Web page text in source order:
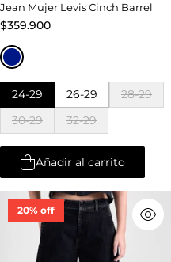
Jean Mujer Levis Cinch Barrel
$359.900
24-29 26-29
28-29
30-29
32-29
Añadir al carrito
20% off